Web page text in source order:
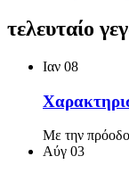
τελευταίο
Ιαν 08
Με την πρόοδο
Αύγ 03